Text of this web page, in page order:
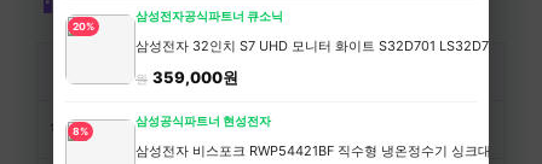
용도 앱
항공권 스카이스캐너, 카약
20%
삼성전자공식파트너 큐소닉
삼성전자 32인치 S7 UHD 모니터 화이트 S32D701
원 359,000원
8%
삼성공식파트너 현성전자
삼성전자 비스포크 RWP54421BF 직수형 냉온정수기 싱크대 빌트인